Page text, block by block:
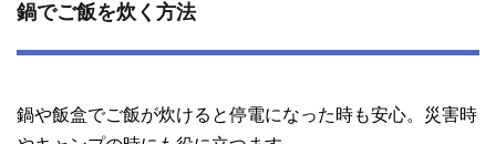
鍋でご飯を炊く方法
鍋や飯盒でご飯が炊けると停電になった時も安心。災害時